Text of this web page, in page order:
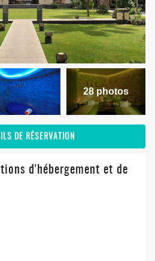
28 photos
DE RÉSERVATION
d'hébergement et de